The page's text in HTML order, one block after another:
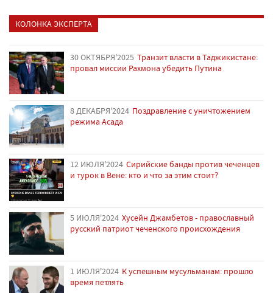
КОЛОНКА ЭКСПЕРТА
30 ОКТЯБРЯ'2025 Транзит власти в Таджикистане:
провал миссии Рахмона убедить Путина
8 ДЕКАБРЯ'2024 Поздравление с уничтожением
режима Асада
12 ИЮЛЯ'2024 Сирийские банды против чеченцев
и турок в Вене: кто и что за этим стоит?
5 ИЮЛЯ'2024 Хусейн Джамбетов - православный
русский патриот чеченского происхождения
1 ИЮЛЯ'2024 К успешным мусульманам: прошло
время петлять